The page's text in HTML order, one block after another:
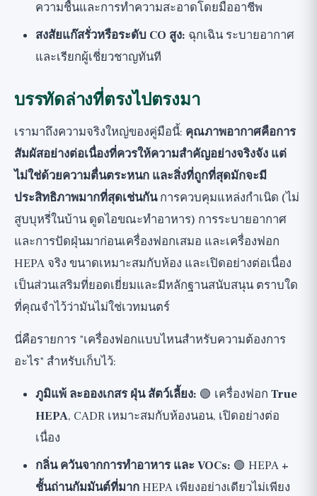
ความชื้นและการทำความสะอาดโดยมืออาชีพ
สงสัยแก๊สรั่วหรือระดับ CO สูง: ฉุกเฉิน ระบายอากาศ
และเรียกผู้เชี่ยวชาญทันที
บรรทัดล่างที่ตรงไปตรงมา
เรามาถึงความจริงใหญ่ของคู่มือนี้: คุณภาพอากาศคือการ
สัมผัสอย่างต่อเนื่องที่ควรให้ความสำคัญอย่างจริงจัง แต่
ไม่ใช่ด้วยความตื่นตระหนก และสิ่งที่ถูกที่สุดมักจะมี
ประสิทธิภาพมากที่สุดเช่นกันการควบคุมแหล่งกำเนิด (ไม่
สูบบุหรี่ในบ้าน ดูดไอขณะทำอาหาร) การระบายอากาศ
และการปัดฝุ่นมาก่อนเครื่องฟอกเสมอ และเครื่องฟอก
HEPA จริง ขนาดเหมาะสมกับห้อง และเปิดอย่างต่อเนื่อง
เป็นส่วนเสริมที่ยอดเยี่ยมและมีหลักฐานสนับสนุน ตราบใด
ที่คุณจำไว้ว่ามันไม่ใช่เวทมนตร์
นี่คือรายการ "เครื่องฟอกแบบไหนสำหรับความต้องการ
อะไร" สำหรับเก็บไว้:
ภูมิแพ้ ละอองเกสร ฝุ่น สัตว์เลี้ยง: 🟢 เครื่องฟอก True
HEPA, CADR เหมาะสมกับห้องนอน, เปิดอย่างต่อ
เนื่อง
กลิ่น ควันจากการทำอาหาร และ VOCs: 🟢 HEPA +
ชั้นถ่านกัมมันต์ที่มากHEPA เพียงอย่างเดียวไม่เพียง